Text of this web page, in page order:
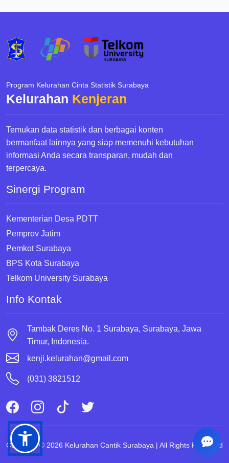
Program Kelurahan Cinta Statistik Surabaya
Kelurahan Kenjeran
Temukan data statistik dan berbagai konten
bermanfaat lainnya yang siap memenuhi kebutuhan
informasi Anda secara transparan, mudah dan
terpercaya.
Sinergi Program
Kementerian Desa PDTT
Pemprov Jatim
Pemkot Surabaya
BPS Kota Surabaya
Telkom University Surabaya
Info Kontak
Tambak Deres No. 1 Surabaya, Surabaya, Jawa
Timur, Indonesia.
kenji.kelurahan@gmail.com
(031) 3821512
Copyright © 2026 Kelurahan Cantik Surabaya | All Rights Reserved